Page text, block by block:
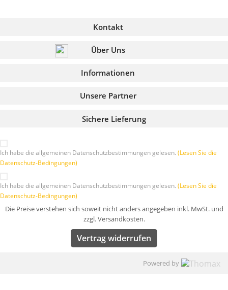
Kontakt
Über Uns
Informationen
Sichere Lieferung
Unsere Partner
Ich habe die allgemeinen Datenschutzbestimmungen gelesen. (Lesen Sie die
Datenschutz-Bedingungen)
Ich habe die allgemeinen Datenschutzbestimmungen gelesen. (Lesen Sie die
Datenschutz-Bedingungen)
Die Preise verstehen sich soweit nicht anders angegeben inkl. MwSt. und
zzgl. Versandkosten.
Vertrag widerrufen
Powered by